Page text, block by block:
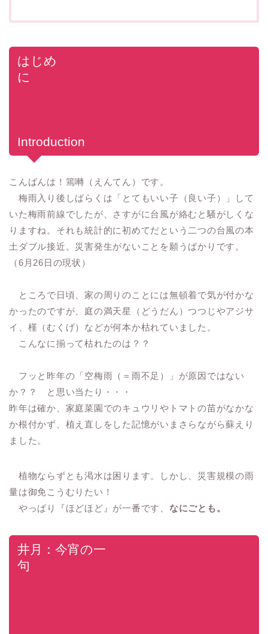
はじめ
に
Introduction
こんばんは！篶囀（えんてん）です。
梅雨入り後しばらくは「とてもいい子（良い子）」して
いた梅雨前線でしたが、さすがに台風が絡むと騒がしくな
りますね。それも統計的に初めてだという二つの台風の本
土ダブル接近。災害発生がないことを願うばかりです。
（6月26日の現状）
ところで日頃、家の周りのことには無頓着で気が付かな
かったのですが、庭の満天星（どうだん）つつじやアジサ
イ、槿（むくげ）などが何本か枯れていました。
こんなに揃って枯れたのは？？
フッと昨年の「空梅雨（＝雨不足）」が原因ではない
か？？ と思い当たり・・・
昨年は確か、家庭菜園でのキュウリやトマトの苗がなかな
か根付かず、植え直しをした記憶がいまさらながら蘇えり
ました。
植物ならずとも渇水は困ります。しかし、災害規模の雨
量は御免こうむりたい！
やっぱり『ほどほど』が一番です、 なにごとも。
井月：今宵の一
句